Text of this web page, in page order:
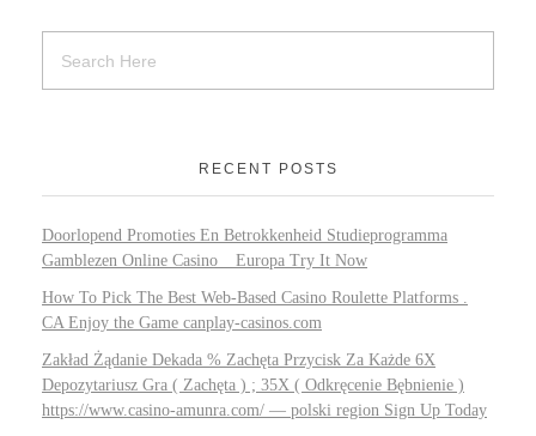
RECENT POSTS
Doorlopend Promoties En Betrokkenheid Studieprogramma
Gamblezen Online Casino _ Europa Try It Now
How To Pick The Best Web-Based Casino Roulette Platforms .
CA Enjoy the Game canplay-casinos.com
Zakład Żądanie Dekada % Zachęta Przycisk Za Każde 6X
Depozytariusz Gra ( Zachęta ) ; 35X ( Odkręcenie Bębnienie )
https://www.casino-amunra.com/ — polski region Sign Up Today